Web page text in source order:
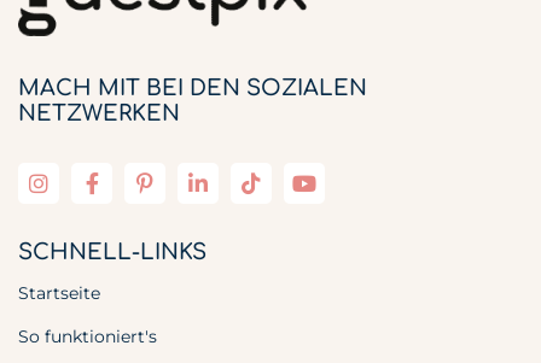
MACH MIT BEI DEN SOZIALEN
NETZWERKEN
SCHNELL-LINKS
Startseite
So funktioniert's